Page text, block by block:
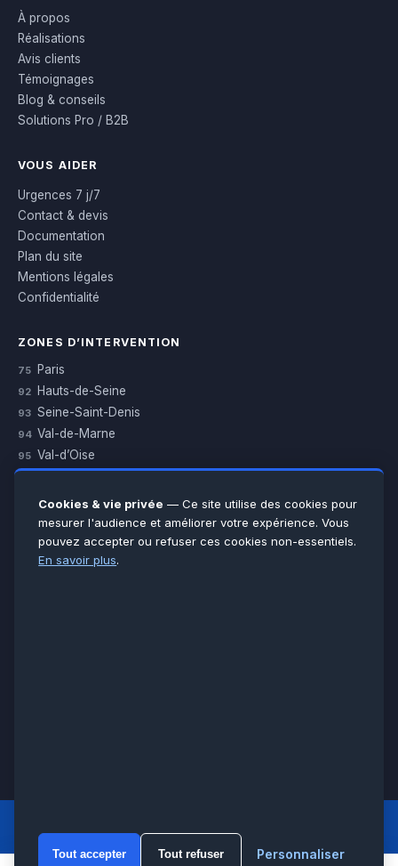
À propos
Réalisations
Avis clients
Témoignages
Blog & conseils
Solutions Pro / B2B
VOUS AIDER
Urgences 7 j/7
Contact & devis
Documentation
Plan du site
Mentions légales
Confidentialité
ZONES D’INTERVENTION
75 Paris
92 Hauts-de-Seine
93 Seine-Saint-Denis
94 Val-de-Marne
95 Val-d’Oise
Essonne
Seine-et-Marne
Voir toutes les villes →
LCM
Cookies & vie privée — Ce site utilise des cookies pour
mesurer l'audience et améliorer votre expérience. Vous
pouvez accepter ou refuser ces cookies non-essentiels.
En savoir plus.
Tout accepter Tout refuser Personnaliser